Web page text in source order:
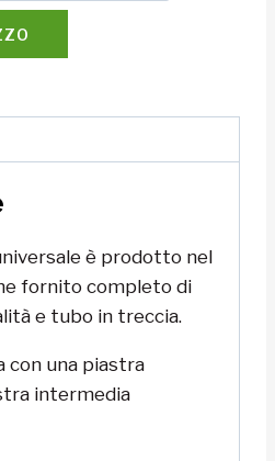
è prodotto nel
fornito completo di
e tubo in treccia.
con una piastra
intermedia